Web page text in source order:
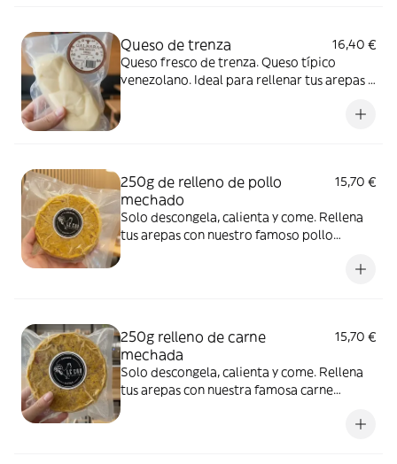
Queso de trenza
16,40 €
Queso fresco de trenza. Queso típico
venezolano. Ideal para rellenar tus arepas o
250g de relleno de pollo
mechado
15,70 €
Solo descongela, calienta y come. Rellena
tus arepas con nuestro famoso pollo
250g relleno de carne
mechada
15,70 €
Solo descongela, calienta y come. Rellena
tus arepas con nuestra famosa carne